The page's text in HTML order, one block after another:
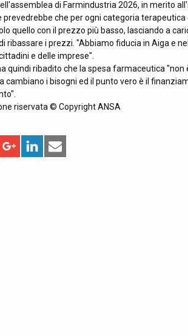
di Farmindustria 2026, in merito
prevedrebbe che per ogni categoria
quello con il prezzo più basso, lasciando a
ribassare i prezzi. "Abbiamo fiducia in Aiga e
e delle imprese".
quindi ribadito che la spesa farmaceutica "non
cambiano i bisogni ed il punto vero è il
riservata © Copyright ANSA